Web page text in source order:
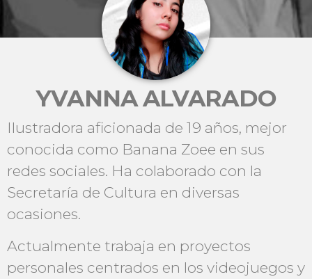
YVANNA ALVARADO
Ilustradora aficionada de 19 años, mejor
conocida como Banana Zoee en sus
redes sociales. Ha colaborado con la
Secretaría de Cultura en diversas
ocasiones.
Actualmen­te trabaja en proyectos
personales centrados en los vi­deojuegos y